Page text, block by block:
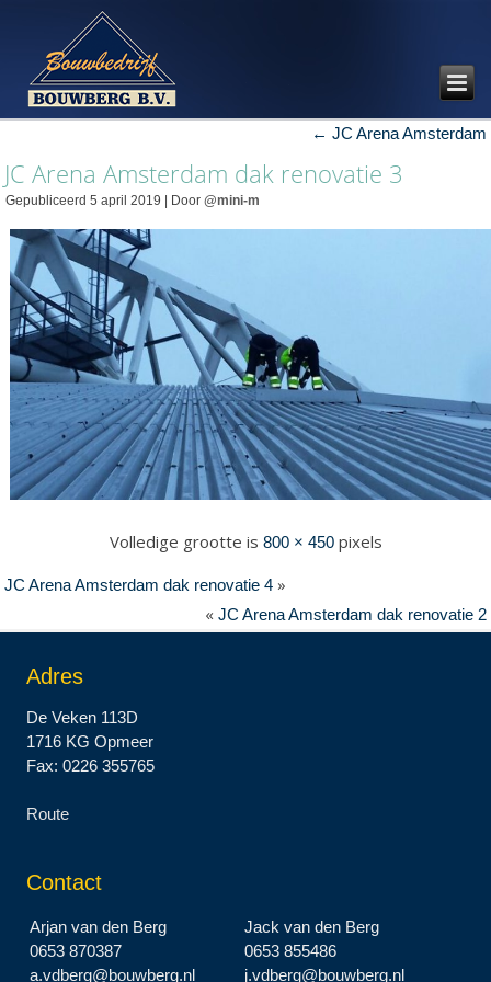
← JC Arena Amsterdam
JC Arena Amsterdam dak renovatie 3
Gepubliceerd 5 april 2019 Door @mini-m
Volledige grootte is 800 × 450pixels
JC Arena Amsterdam dak renovatie 4 »
« JC Arena Amsterdam dak renovatie 2
Adres
De Veken 113D
1716 KG Opmeer
Fax: 0226 355765
Route
Contact
Arjan van den Berg
0653 870387
a.vdberg@bouwberg.nl
Jack van den Berg
0653 855486
j.vdberg@bouwberg.nl